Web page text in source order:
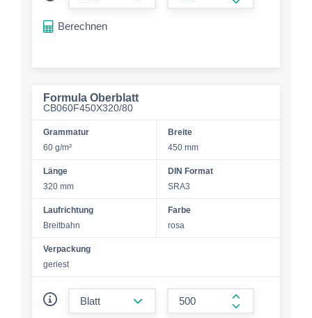
form.increase-
Berechnen
Formula Oberblatt
CB060F450X320/80
Grammatur
60 g/m²
Breite
450 mm
Länge
320 mm
DIN Format
SRA3
Laufrichtung
Breitbahn
Farbe
rosa
Verpackung
geriest
form.increase-